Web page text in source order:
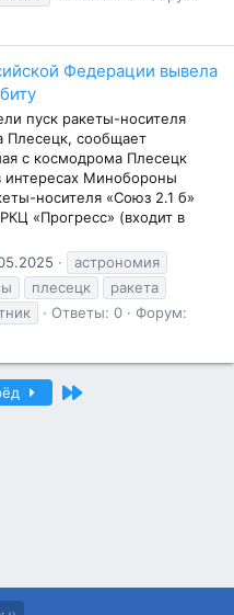
Федерации вывела
пуск ракеты-носителя
Плесецк, сообщает
с космодрома Плесецк
интересах Минобороны
носителя «Союз 2.1 б»
«Прогресс» (входит в
астрономия
плесецк
ракета
Ответы: 0
Форум:
Последний